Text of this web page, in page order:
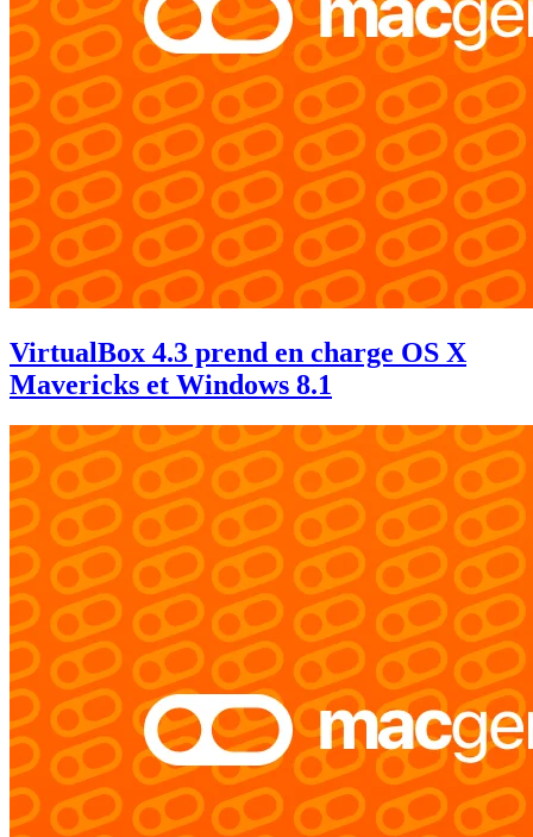
VirtualBox 4.3 prend en charge OS X
Mavericks et Windows 8.1